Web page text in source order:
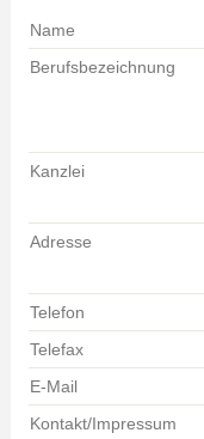
Name
Berufsbezeichnung
Kanzlei
Adresse
Telefon
Telefax
E-Mail
Kontakt/Impressum